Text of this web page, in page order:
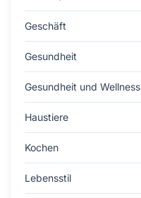
Geschäft
Gesundheit
Gesundheit und Wellness
Haustiere
Kochen
Lebensstil